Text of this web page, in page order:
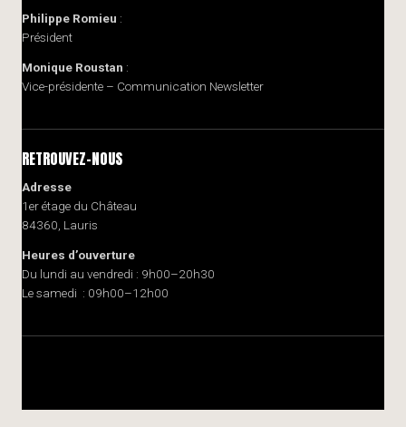
Philippe Romieu :
Président
Monique Roustan :
Vice-présidente – Communication Newsletter
RETROUVEZ-NOUS
Adresse
1er étage du Château
84360, Lauris
Heures d’ouverture
Du lundi au vendredi : 9h00–20h30
Le samedi : 09h00–12h00